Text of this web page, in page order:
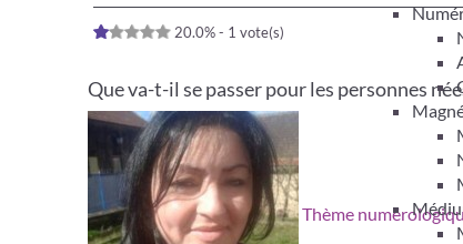
20.0% - 1 vote(s)
Que va-t-il se passer pour les personnes
Thème